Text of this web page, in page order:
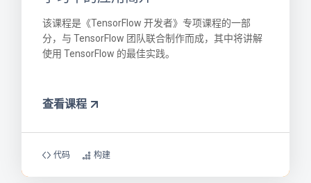
该课程是《TensorFlow 开发者》专项课程的一部
分，与 TensorFlow 团队联合制作而成，其中将讲解
使用 TensorFlow 的最佳实践。
查看课程
代码 构建